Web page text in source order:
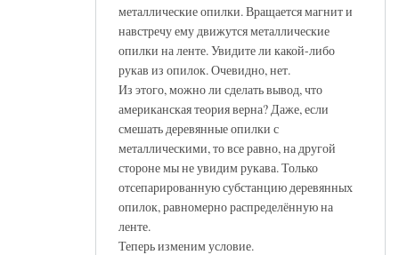
металлические опилки. Вращается магнит и
навстречу ему движутся металлические
опилки на ленте. Увидите ли какой-либо
рукав из опилок. Очевидно, нет.
Из этого, можно ли сделать вывод, что
американская теория верна? Даже, если
смешать деревянные опилки с
металлическими, то все равно, на другой
стороне мы не увидим рукава. Только
отсепарированную субстанцию деревянных
опилок, равномерно распределённую на
ленте.
Теперь изменим условие.